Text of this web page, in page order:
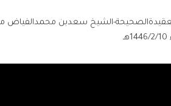
العقيدةالصحيحة-الشيخ سعدبن محمدالفياض